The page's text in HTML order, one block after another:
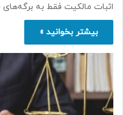
اثبات مالکیت فقط به
بیشتر بخوانید »